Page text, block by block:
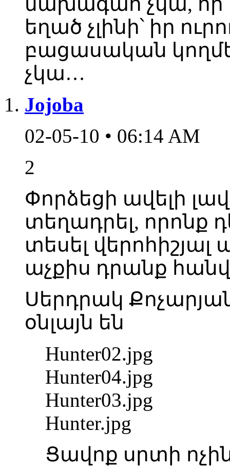
եղած չլինի՝ իր
բացասական
չկա…
Jojoba
02-05-10 • 06:14 AM
2
Փորձեցի ավելի
տեղադրել, որոնք
տեսել վերոհիշյալ
աչքիս դրանք
Սերդրակ
օնլայն են
Hunter02.jpg
Hunter04.jpg
Hunter03.jpg
Hunter.jpg
Ցավոք սրտի